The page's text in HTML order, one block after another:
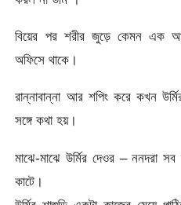
বিয়ের পর শরীর জুড়ে কেমন এক
অফিসে থাকে।
রান্নাবান্না আর শপিং করে কখন
সঙ্গে কথা হয়।
মাঝে-মাঝে উর্মির দেওর – ননদরা
কাটে।